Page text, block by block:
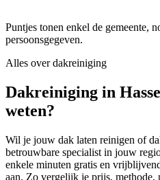
Puntjes tonen enkel de gemeente,
persoonsgegeven.
Alles overdakreiniging
Dakreiniging in
weten?
Wil je jouw dak laten reinigen of
betrouwbare specialist in jouw
enkele minuten gratis en
aan. Zo vergelijk je prijs, methode,